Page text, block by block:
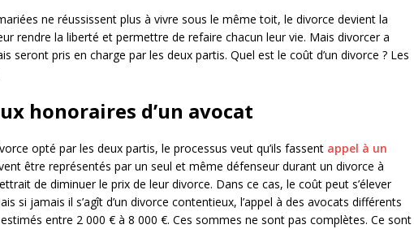
ne réussissent plus à vivre sous le même toit, le divorce devient la
rendre la liberté et permettre de refaire chacun leur vie. Mais divorcer a
seront pris en charge par les deux partis. Quel est le coût d’un divorce ? Les
honoraires d’un avocat
opté par les deux partis, le processus veut qu’ils fassent appel à un
être représentés par un seul et même défenseur durant un divorce à
de diminuer le prix de leur divorce. Dans ce cas, le coût peut s’élever
si jamais il s’agît d’un divorce contentieux, l’appel à des avocats différents
entre 2 000 € à 8 000 €. Ces sommes ne sont pas complètes. Ce sont